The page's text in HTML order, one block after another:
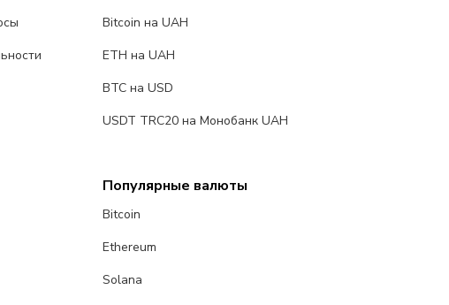
Bitcoin на UAH
ETH на UAH
BTC на USD
USDT TRC20 на Монобанк UAH
Популярные валюты
Bitcoin
Ethereum
Solana